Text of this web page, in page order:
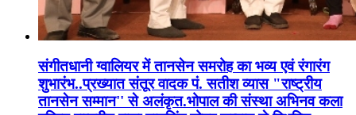
संगीतधानी ग्वालियर में तानसेन समरोह का भव्य एवं रंगारंग
शुभारंभ..प्रख्यात संतूर वादक पं. सतीश व्यास "राष्ट्रीय
तानसेन सम्मान'' से अलंकृत.भोपाल की संस्था अभिनव कला